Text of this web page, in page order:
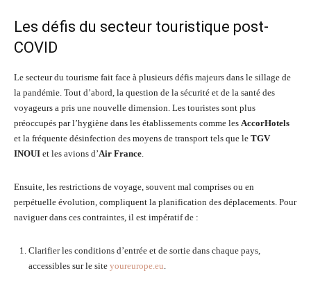
Les défis du secteur touristique post-
COVID
Le secteur du tourisme fait face à plusieurs défis majeurs dans le sillage de
la pandémie. Tout d’abord, la question de la sécurité et de la santé des
voyageurs a pris une nouvelle dimension. Les touristes sont plus
préoccupés par l’hygiène dans les établissements comme les AccorHotels
et la fréquente désinfection des moyens de transport tels que le TGV
INOUI et les avions d’Air France.
Ensuite, les restrictions de voyage, souvent mal comprises ou en
perpétuelle évolution, compliquent la planification des déplacements. Pour
naviguer dans ces contraintes, il est impératif de :
Clarifier les conditions d’entrée et de sortie dans chaque pays,
accessibles sur le site youreurope.eu.